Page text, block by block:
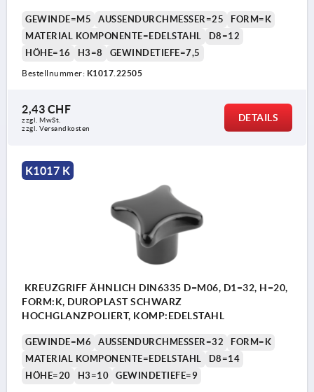
GEWINDE=M5 AUSSENDURCHMESSER=25
FORM=K
MATERIAL KOMPONENTE=EDELSTAHL
D8=12
HÖHE=16
H3=8 GEWINDETIEFE=7,5
Bestellnummer: K1017.22505
2,43 CHF
zzgl. MwSt.
zzgl. Versandkosten
DETAILS
K1017 K
KREUZGRIFF ÄHNLICH DIN6335 D=M06, D1=32, H=20,
FORM:K, DUROPLAST SCHWARZ
HOCHGLANZPOLIERT, KOMP:EDELSTAHL
GEWINDE=M6 AUSSENDURCHMESSER=32
FORM=K
MATERIAL KOMPONENTE=EDELSTAHL
D8=14
HÖHE=20
H3=10 GEWINDETIEFE=9